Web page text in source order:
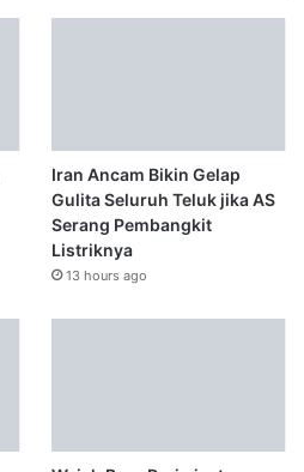
Iran Ancam Bikin Gelap
Gulita Seluruh Teluk jika AS
Serang Pembangkit
Listriknya
13 hours ago